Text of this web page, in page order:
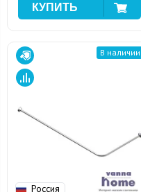
Россия
В наличии